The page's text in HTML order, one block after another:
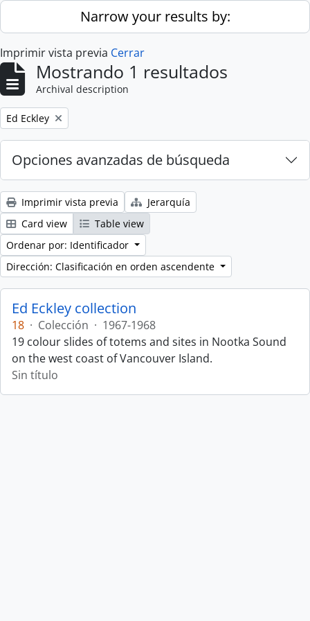
Skip to main contentNarrow your results by:
Imprimir vista previa Cerrar
Mostrando 1 resultados
Archival description
Remove filter:
Ed Eckley
Opciones avanzadas de búsqueda
Imprimir vista previa
Jerarquía
Card view
Table view
Ordenar por: Identificador
Dirección: Clasificación en orden ascendente
Ed Eckley collection
18 · Colección · 1967-1968
19 colour slides of totems and sites in Nootka Sound
on the west coast of Vancouver Island.
Sin título